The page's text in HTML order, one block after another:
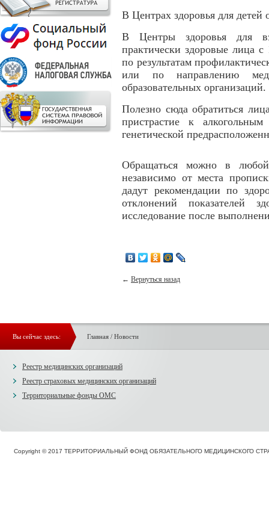
В Центрах здоровья для детей
В Центры здоровья для
практически здоровые лица с
по результатам
или по направлению
образовательных организаций.
Полезно сюда обратиться
пристрастие к
генетической
Обращаться можно в
независимо от места
дадут рекомендации по
отклонений показателей
исследование после
← Вернуться назад
Вы сейчас здесь: Главная/ Новости
Реестр медицинских организаций
Реестр страховых медицинских организаций
Территориальные фонды ОМС
Copyright © 2017 ТЕРРИТОРИАЛЬНЫЙ ФОНД ОБЯЗАТЕЛЬНОГО МЕДИЦИНСКОГО